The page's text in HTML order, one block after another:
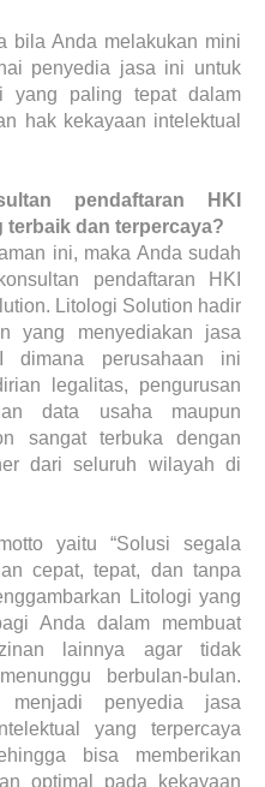
bila Anda melakukan mini
penyedia jasa ini untuk
yang paling tepat dalam
hak kekayaan intelektual
pendaftaran HKI
terbaik dan terpercaya?
ini, maka Anda sudah
pendaftaran HKI
Litologi Solution hadir
yang menyediakan jasa
dimana perusahaan ini
legalitas, pengurusan
data usaha maupun
sangat terbuka dengan
dari seluruh wilayah di
yaitu “Solusi segala
cepat, tepat, dan tanpa
Litologi yang
Anda dalam membuat
lainnya agar tidak
berbulan-bulan.
penyedia jasa
yang terpercaya
bisa memberikan
optimal pada kekayaan